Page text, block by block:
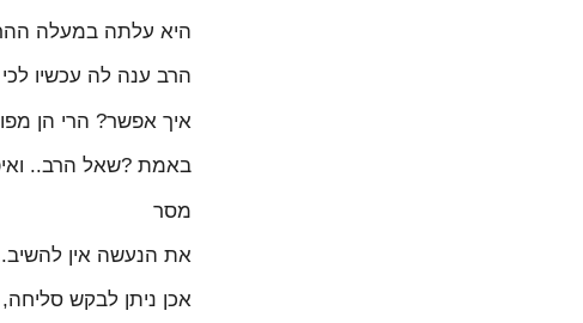
היא עלתה במעלה
הרב ענה לה עכשיו
איך אפשר? הרי הן
באמת ?שאל הרב..
מסר
את הנעשה אין
אכן ניתן לבקש סליחה,